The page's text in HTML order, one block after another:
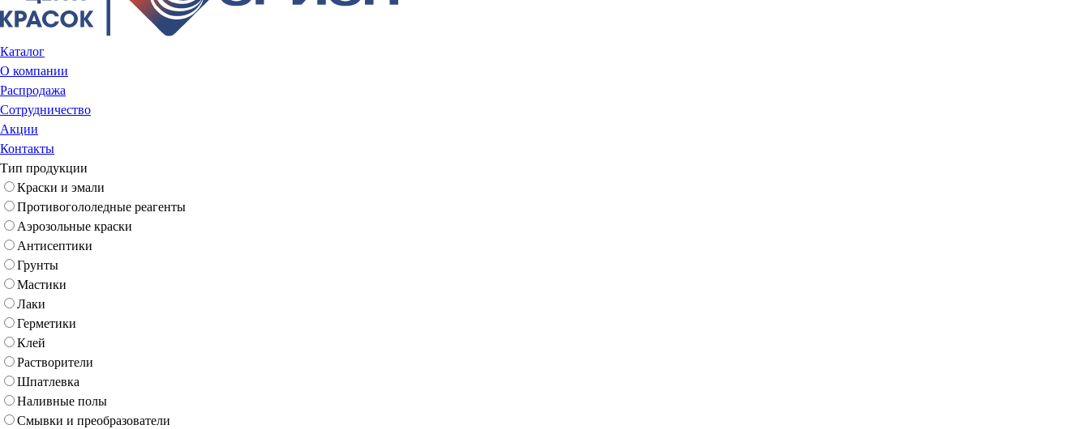
Каталог
О компании
Распродажа
Сотрудничество
Акции
Контакты
Тип продукции
Краски и эмали
Противогололедные реагенты
Аэрозольные краски
Антисептики
Грунты
Мастики
Лаки
Герметики
Клей
Растворители
Шпатлевка
Наливные полы
Смывки и преобразователи